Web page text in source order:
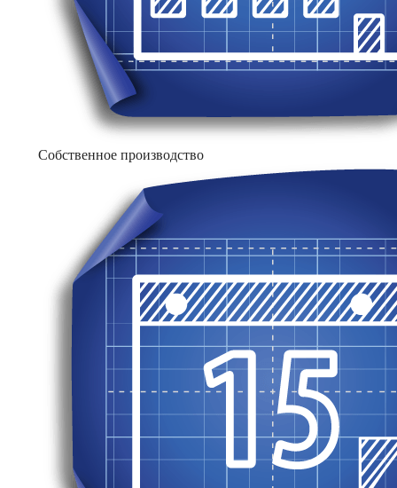
Собственное производство